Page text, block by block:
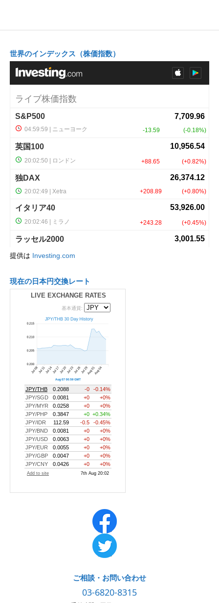
世界のインデックス（株価指数）
提供は Investing.com
現在の日本円交換レート
LIVE EXCHANGE RATES
ご相談・お問い合わせ
03-6820-8315